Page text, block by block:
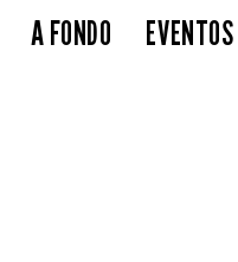
A FONDO EVENTOS